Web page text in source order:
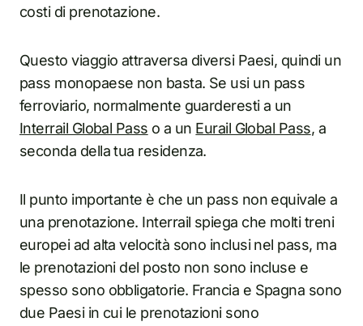
costi di prenotazione.
Questo viaggio attraversa diversi Paesi, quindi un
pass monopaese non basta. Se usi un pass
ferroviario, normalmente guarderesti a un
Interrail Global Pass o a un Eurail Global Pass, a
seconda della tua residenza.
Il punto importante è che un pass non equivale a
una prenotazione. Interrail spiega che molti treni
europei ad alta velocità sono inclusi nel pass, ma
le prenotazioni del posto non sono incluse e
spesso sono obbligatorie. Francia e Spagna sono
due Paesi in cui le prenotazioni sono